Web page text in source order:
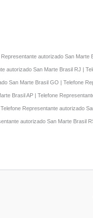
autorizado San
autorizado San Marte Brasil RJ |
San Marte Brasil GO | Telefone
Brasil AP | Telefone
Representante autorizado
autorizado San Marte Brasil